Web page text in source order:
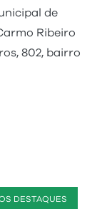
de
Ribeiro
802, bairro
DESTAQUES